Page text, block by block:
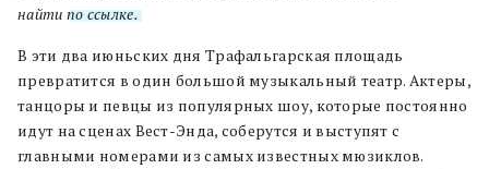
найти по ссылке.
В эти два июньских дня Трафальгарская площадь
превратится в один большой музыкальный театр. Актеры,
танцоры и певцы из популярных шоу, которые постоянно
идут на сценах Вест-Энда, соберутся и выступят с
главными номерами из самых известных мюзиклов.